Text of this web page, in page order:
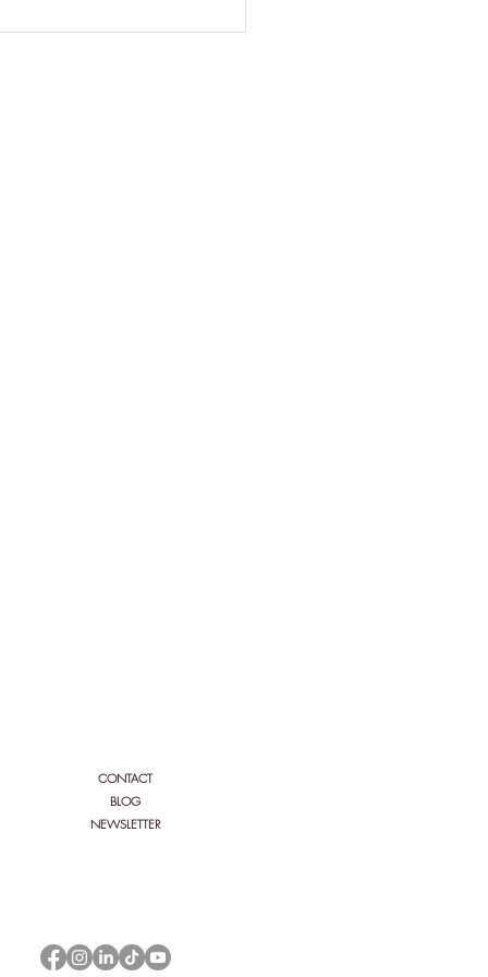
CONTACT
BLOG
NEWSLETTER